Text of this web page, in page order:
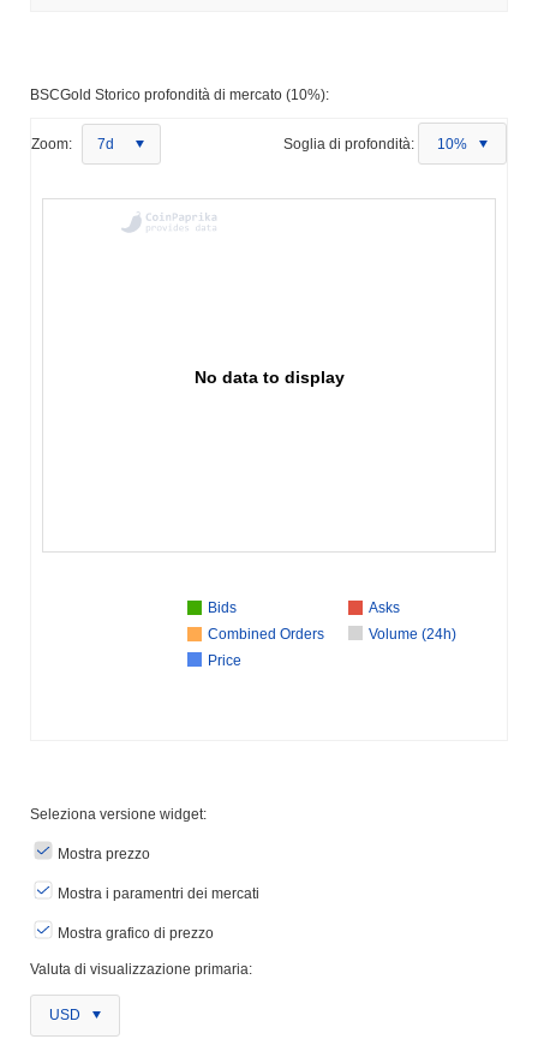
BSCGold Storico profondità di mercato (10%):
Zoom: 7d Soglia di profondità: 10%
No data to display
Bids
Asks
Combined Orders
Volume (24h)
Price
Seleziona versione widget:
Mostra prezzo
Mostra i paramentri dei mercati
Mostra grafico di prezzo
Valuta di visualizzazione primaria:
USD